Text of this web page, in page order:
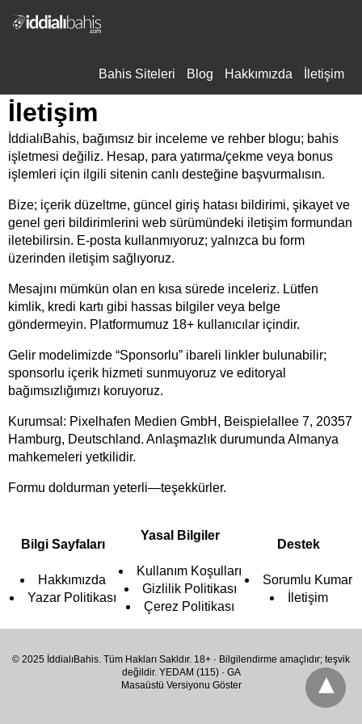
Bahis Siteleri Blog Hakkımızda İletişim
İletişim
İddialıBahis, bağımsız bir inceleme ve rehber blogu; bahis
işletmesi değiliz. Hesap, para yatırma/çekme veya bonus
işlemleri için ilgili sitenin canlı desteğine başvurmalısın.
Bize; içerik düzeltme, güncel giriş hatası bildirimi, şikayetve
genel geri bildirimlerini web sürümündeki iletişim formundan
iletebilirsin. E-posta kullanmıyoruz; yalnızca bu form
üzerinden iletişim sağlıyoruz.
Mesajını mümkün olan en kısa sürede inceleriz. Lütfen
kimlik, kredi kartı gibi hassas bilgiler veya belge
göndermeyin. Platformumuz 18+ kullanıcılar içindir.
Gelir modelimizde “Sponsorlu” ibareli linkler bulunabilir;
sponsorlu içerik hizmeti sunmuyoruz ve editoryal
bağımsızlığımızı koruyoruz.
Kurumsal: Pixelhafen Medien GmbH, Beispielallee 7, 20357
Hamburg, Deutschland. Anlaşmazlık durumunda Almanya
mahkemeleri yetkilidir.
Formu doldurman yeterli—teşekkürler.
Bilgi Sayfaları
Hakkımızda
Yazar Politikası
Yasal Bilgiler
Kullanım Koşulları
Gizlilik Politikası
Çerez Politikası
Destek
Sorumlu Kumar
İletişim
© 2025 İddialıBahis. Tüm Hakları Sakldır. 18+ · Bilgilendirme amaçlıdır; teşvik
değildir. YEDAM (115) · GA
Masaüstü Versiyonu Göster